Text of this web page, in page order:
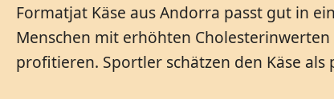
Formatjat Käse aus Andorra passt gut in
Menschen mit erhöhten
profitieren. Sportler schätzen den Käse